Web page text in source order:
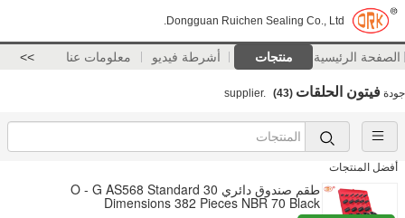
Dongguan Ruichen Sealing Co., Ltd.
الصفحة الرئيسية منتجات أشرطة فيديو معلومات عنا >>
جودة فيتون الحلقات (43)
أفضل المنتجات
طقم صندوق دائري O - G AS568 Standard 30
Dimensions 382 Pieces NBR 70 Black